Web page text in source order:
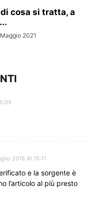
cosa si tratta, a
2021
2016 At 15:11
e la sorgente è
l’articolo al più presto